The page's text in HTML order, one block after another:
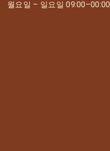
월요일 – 일요일 09:00–00:00